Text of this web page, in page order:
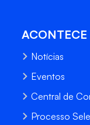
Notícias
Eventos
Central de
Processo